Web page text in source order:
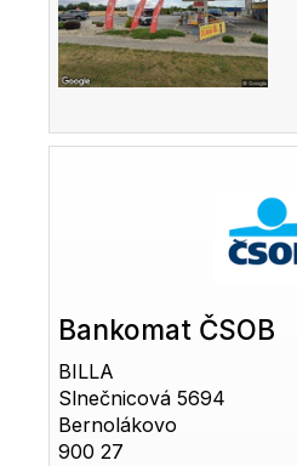
Bankomat ČSOB
BILLA
Slnečnicová 5694
Bernolákovo
900 27